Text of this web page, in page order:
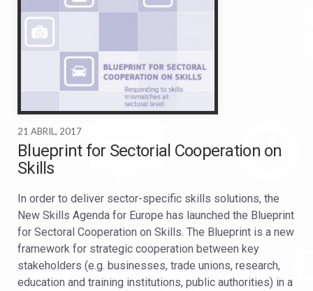
21 ABRIL, 2017
Blueprint for Sectorial Cooperation on
Skills
In order to deliver sector-specific skills solutions, the
New Skills Agenda for Europe has launched the Blueprint
for Sectoral Cooperation on Skills. The Blueprint is a new
framework for strategic cooperation between key
stakeholders (e.g. businesses, trade unions, research,
education and training institutions, public authorities) in a